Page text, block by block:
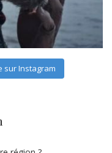
sur Instagram